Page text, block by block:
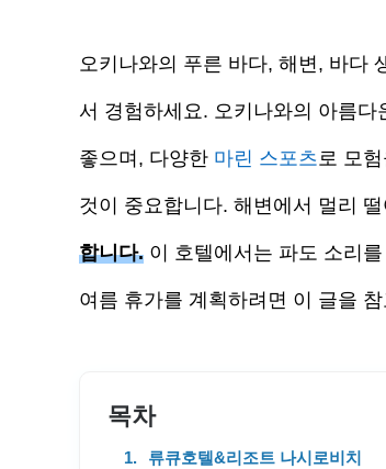
오키나와의 푸른 바다, 해변, 바다
서 경험하세요. 오키나와의 아름
좋으며, 다양한 마린 스포츠로 모
것이 중요합니다. 해변에서 멀리
합니다. 이 호텔에서는 파도 소리
여름 휴가를 계획하려면 이 글을
목차
류큐호텔&리조트 나시로비치